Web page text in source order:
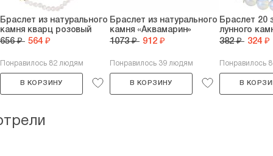
Браслет из натурального
камня кварц розовый
656 ₽ 564 ₽
Понравилось 82 людям
В КОРЗИНУ
Браслет из натурального
камня «Аквамарин»
1073 ₽ 912 ₽
Понравилось 39 людям
В КОРЗИНУ
Браслет 20
лунного
382 ₽ 324 ₽
Понравилось
В